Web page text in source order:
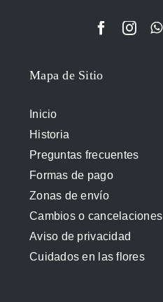
Mapa de Sitio
Inicio
Historia
Preguntas frecuentes
Formas de pago
Zonas de envío
Cambios o cancelaciones
Aviso de privacidad
Cuidados en las flores